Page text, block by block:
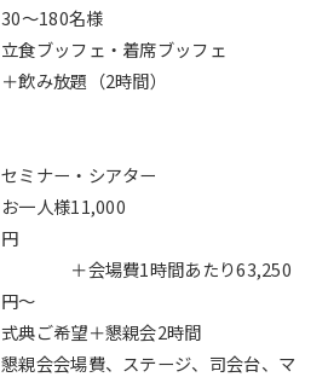
30～180名様
立食ブッフェ・着席ブッフェ
＋飲み放題（2時間）
セミナー・シアター
お一人様11,000
円
＋会場費1時間あたり63,250
円～
式典ご希望＋懇親会2時間
懇親会会場費、ステージ、司会台、マ